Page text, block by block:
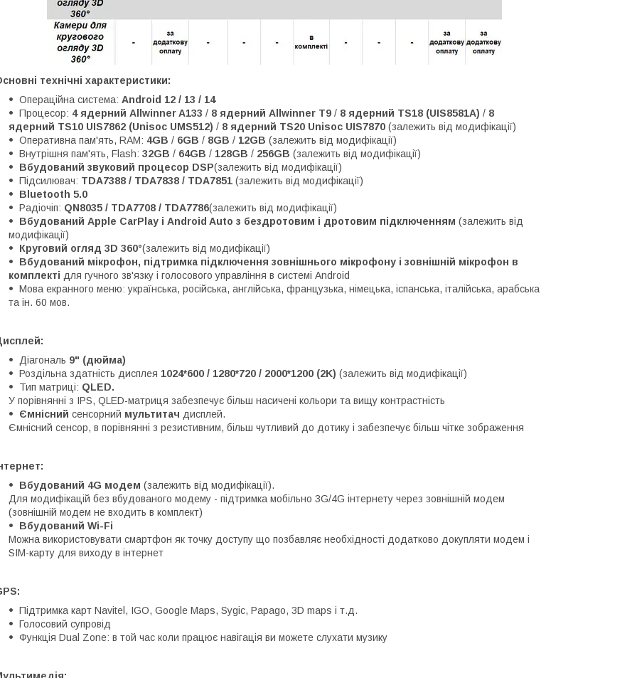
технічні характеристики:
Операційна система: Android 12 / 13 / 14
Процесор: 4 ядерний Allwinner A133 / 8 ядерний Allwinner T9 / 8 ядерний TS18 (UIS8581A) / 8
ядерний TS10 UIS7862 (Unisoc UMS512) / 8 ядерний TS20 Unisoc UIS7870 (залежить від модифікації)
Оперативна пам'ять, RAM: 4GB / 6GB / 8GB / 12GB (залежить від модифікації)
Внутрішня пам'ять, Flash: 32GB / 64GB / 128GB / 256GB (залежить від модифікації)
Вбудований звуковий процесор DSP(залежить від модифікації)
Підсилювач: TDA7388 / TDA7838 / TDA7851 (залежить від модифікації)
Bluetooth 5.0
Радіочіп: QN8035 / TDA7708 / TDA7786(залежить від модифікації)
Вбудований Apple CarPlay і Android Auto з бездротовим і дротовим підключенням (залежить від
модифікації)
Круговий огляд 3D 360°(залежить від модифікації)
Вбудований мікрофон, підтримка підключення зовнішнього мікрофону і зовнішній мікрофон в
комплекті для гучного зв'язку і голосового управління в системі Android
Мова екранного меню: українська, російська, англійська, французька, німецька, іспанська, італійська, арабська
та ін. 60 мов.
Діагональ 9" (дюйма)
Роздільна здатність дисплея 1024*600 / 1280*720 / 2000*1200 (2K) (залежить від модифікації)
Тип матриці: QLED.
У порівнянні з IPS, QLED-матриця забезпечує більш насичені кольори та вищу контрастність
Ємнісний сенсорний мультитач дисплей.
Ємнісний сенсор, в порівнянні з резистивним, більш чутливий до дотику і забезпечує більш чітке зображення
Вбудований 4G модем (залежить від модифікації).
Для модифікацій без вбудованого модему - підтримка мобільно 3G/4G інтернету через зовнішній модем
(зовнішній модем не входить в комплект)
Вбудований Wi-Fi
Можна використовувати смартфон як точку доступу що позбавляє необхідності додатково докупляти модем і
SIM-карту для виходу в інтернет
Підтримка карт Navitel, IGO, Google Maps, Sygic, Papago, 3D maps і т.д.
Голосовий супровід
Функція Dual Zone: в той час коли працює навігація ви можете слухати музику